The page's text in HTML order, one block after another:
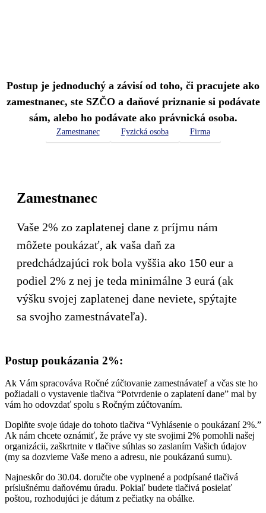
Postup je jednoduchý a závisí od toho, či pracujete ako
zamestnanec, ste SZČO a daňové priznanie si podávate
sám, alebo ho podávate ako právnická osoba.
Zamestnanec Fyzická osoba Firma
Zamestnanec
Vaše 2% zo zaplatenej dane z príjmu nám
môžete poukázať, ak vaša daň za
predchádzajúci rok bola vyššia ako 150 eur a
podiel 2% z nej je teda minimálne 3 eurá (ak
výšku svojej zaplatenej dane neviete, spýtajte
sa svojho zamestnávateľa).
Postup poukázania 2%:
Ak Vám spracováva Ročné zúčtovanie zamestnávateľ a včas ste ho
požiadali o vystavenie tlačiva “Potvrdenie o zaplatení dane” mal by
vám ho odovzdať spolu s Ročným zúčtovaním.
Doplňte svoje údaje do tohoto tlačiva “Vyhlásenie o poukázaní 2%.”
Ak nám chcete oznámiť, že práve vy ste svojimi 2% pomohli našej
organizácii, zaškrtnite v tlačive súhlas so zaslaním Vašich údajov
(my sa dozvieme Vaše meno a adresu, nie poukázanú sumu).
Najneskôr do 30.04. doručte obe vyplnené a podpísané tlačivá
príslušnému daňovému úradu. Pokiaľ budete tlačivá posielať
poštou, rozhodujúci je dátum z pečiatky na obálke.